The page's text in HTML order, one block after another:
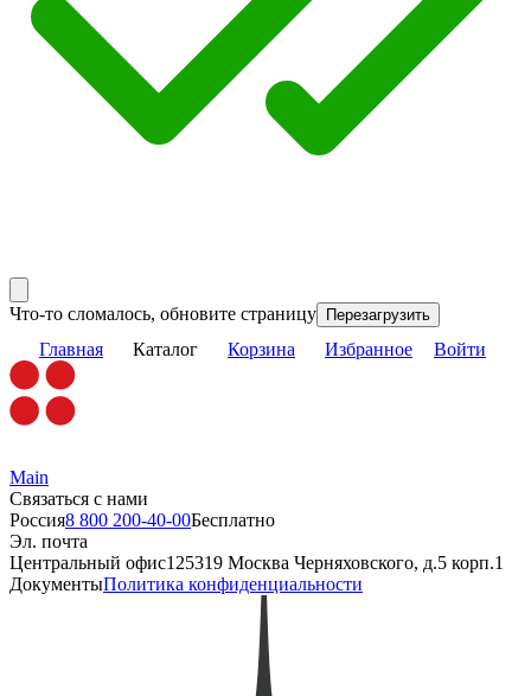
Что-то сломалось, обновите страницу Перезагрузить
Главная Каталог Корзина Избранное Войти
Main
Связаться с нами
Россия8 800 200-40-00Бесплатно
Эл. почта
Центральный офис125319 Москва Черняховского, д.5 корп.1
ДокументыПолитика конфиденциальности